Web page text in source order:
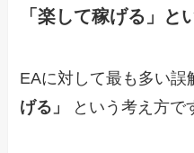
「楽して稼げる」と
EAに対して最も多い誤
げる」
という考え方で